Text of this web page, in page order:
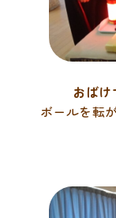
おば
ボールを転